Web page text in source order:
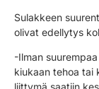
Sulakkeen
olivat edellytys
-Ilman
kiukaan tehoa tai
liittymä saatiin